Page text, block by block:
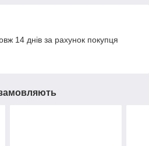
14 днів за рахунок покупця